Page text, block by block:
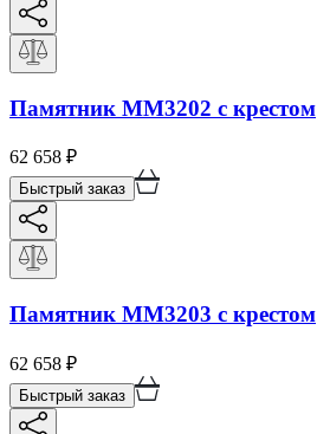
Памятник ММ3202 с крестом
62 658 ₽
Быстрый заказ
Памятник ММ3203 с крестом
62 658 ₽
Быстрый заказ